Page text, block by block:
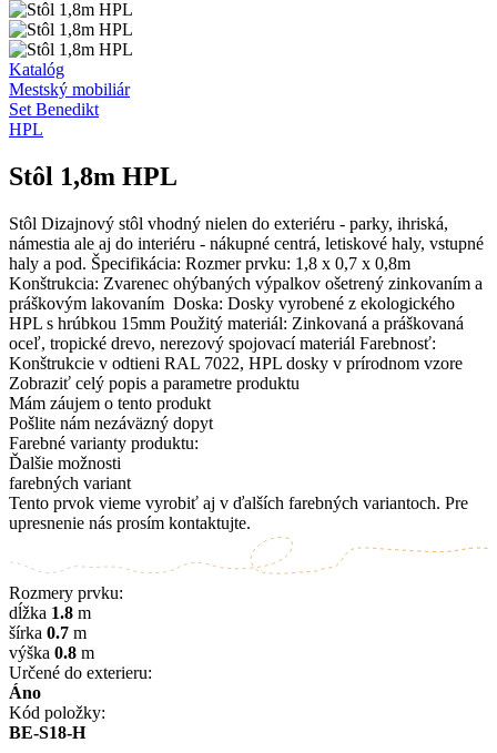
Katalóg
Mestský mobiliár
Set Benedikt
HPL
Stôl 1,8m HPL
Stôl Dizajnový stôl vhodný nielen do exteriéru - parky, ihriská,
námestia ale aj do interiéru - nákupné centrá, letiskové haly, vstupné
haly a pod. Špecifikácia: Rozmer prvku: 1,8 x 0,7 x 0,8m
Konštrukcia: Zvarenec ohýbaných výpalkov ošetrený zinkovaním a
práškovým lakovaním Doska: Dosky vyrobené z ekologického
HPL s hrúbkou 15mm Použitý materiál: Zinkovaná a práškovaná
oceľ, tropické drevo, nerezový spojovací materiál Farebnosť:
Konštrukcie v odtieni RAL 7022, HPL dosky v prírodnom vzore
Zobraziť celý popis a parametre produktu
Mám záujem o tento produkt
Pošlite nám nezáväzný dopyt
Farebné varianty produktu:
Ďalšie možnosti
farebných variant
Tento prvok vieme vyrobiť aj v ďalších farebných variantoch. Pre
upresnenie nás prosím kontaktujte.
Rozmery prvku:
dĺžka 1.8 m
šírka 0.7 m
výška 0.8 m
Určené do exterieru:
Áno
Kód položky:
BE-S18-H